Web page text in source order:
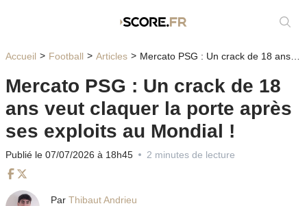
Accueil Football Articles Mercato PSG : Un crack de 18 ans veut claquer la porte après ses exploits au Mondial !
Mercato PSG : Un crack de 18
ans veut claquer la porte après
ses exploits au Mondial !
Publié le 07/07/2026 à 18h45 2 minutes de lecture
Par Thibaut Andrieu